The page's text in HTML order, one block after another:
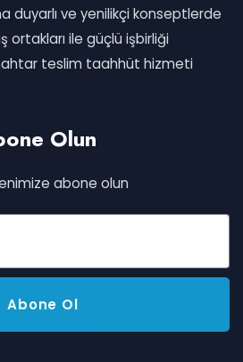
duyarlı ve yenilikçi konseptlerde
ortakları ile güçlü işbirliği
teslim taahhüt hizmeti
Olun
abone olun